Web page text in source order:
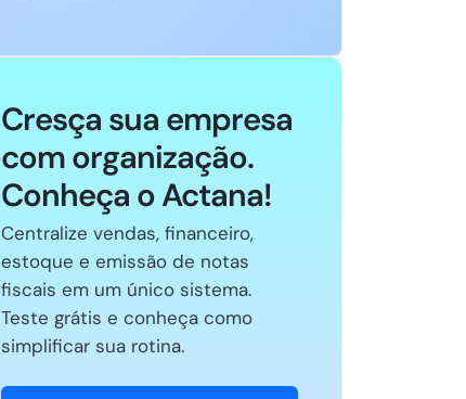
Cresça sua empresa
com organização.
Conheça o Actana!
Centralize vendas, financeiro,
estoque e emissão de notas
fiscais em um único sistema.
Teste grátis e conheça como
simplificar sua rotina.